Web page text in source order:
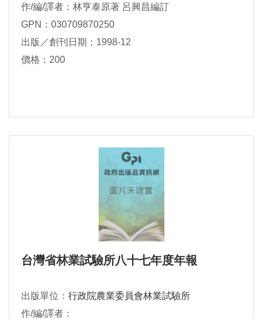
作/編/譯者：林亨泰原著 呂興昌編訂
GPN：030709870250
出版／創刊日期：1998-12
價格：200
台灣省林業試驗所八十七年度年報
出版單位： 行政院農業委員會林業試驗所
作/編/譯者：